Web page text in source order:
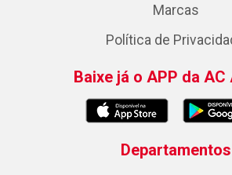
Marcas
Política de
Baixe já o APP da AC
Departamentos